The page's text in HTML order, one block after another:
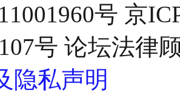
号 京
号 论坛法律
隐私声明